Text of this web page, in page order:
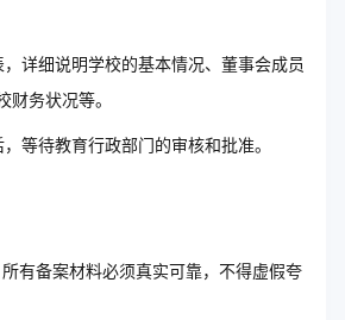
，详细说明学校的基本情况、董事会成员
财务状况等。
，等待教育行政部门的审核和批准。
有备案材料必须真实可靠，不得虚假夸